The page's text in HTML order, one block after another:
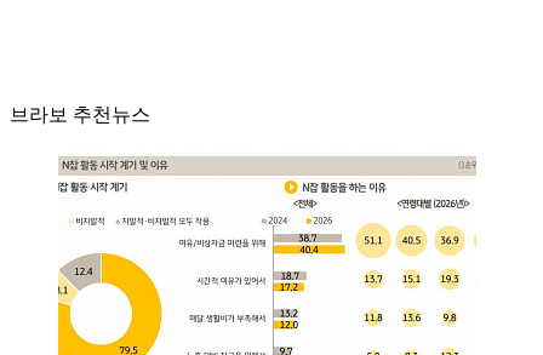
브라보 추천뉴스